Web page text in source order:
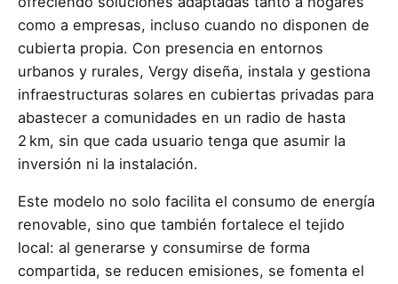
como a empresas, incluso cuando no disponen de
cubierta propia. Con presencia en entornos
urbanos y rurales, Vergy diseña, instala y gestiona
infraestructuras solares en cubiertas privadas para
abastecer a comunidades en un radio de hasta
2 km, sin que cada usuario tenga que asumir la
inversión ni la instalación.
Este modelo no solo facilita el consumo de energía
renovable, sino que también fortalece el tejido
local: al generarse y consumirse de forma
compartida, se reducen emisiones, se fomenta el